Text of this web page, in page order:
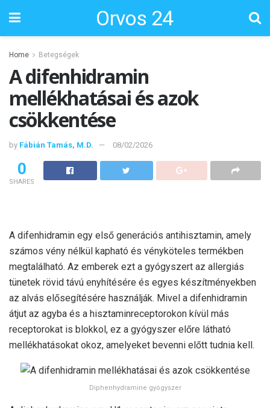
Orvos 24
Home Betegségek
A difenhidramin
mellékhatásai és azok
csökkentése
by Fábián Tamás, M.D. 08/02/2026
0
SHARES
A difenhidramin egy első generációs antihisztamin, amely
számos vény nélkül kapható és vényköteles termékben
megtalálható. Az emberek ezt a gyógyszert az allergiás
tünetek rövid távú enyhítésére és egyes készítményekben
az alvás elősegítésére használják. Mivel a difenhidramin
átjut az agyba és a hisztaminreceptorokon kívül más
receptorokat is blokkol, ez a gyógyszer előre látható
mellékhatásokat okoz, amelyeket bevenni előtt tudnia kell.
Diphenhydramine gyógyszer